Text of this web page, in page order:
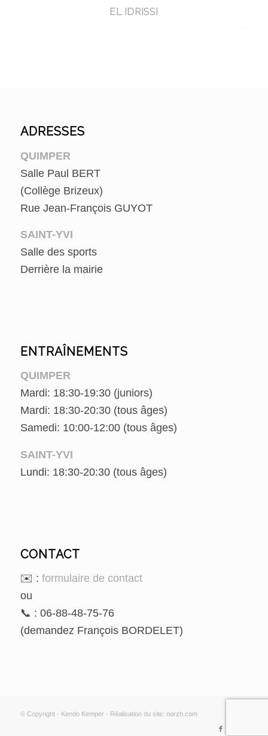
EL IDRISSI
ADRESSES
QUIMPER
Salle Paul BERT
(Collège Brizeux)
Rue Jean-François GUYOT
SAINT-YVI
Salle des sports
Derrière la mairie
ENTRAÎNEMENTS
QUIMPER
Mardi: 18:30-19:30 (juniors)
Mardi: 18:30-20:30 (tous âges)
Samedi: 10:00-12:00 (tous âges)
SAINT-YVI
Lundi: 18:30-20:30 (tous âges)
CONTACT
✉️ : formulaire de contact
ou
📞 : 06-88-48-75-76
(demandez François BORDELET)
© Copyright - Kendo Kemper - Réalisation du site: norzh.com